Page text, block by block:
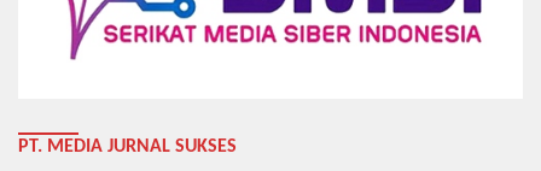
PT. MEDIA JURNAL SUKSES